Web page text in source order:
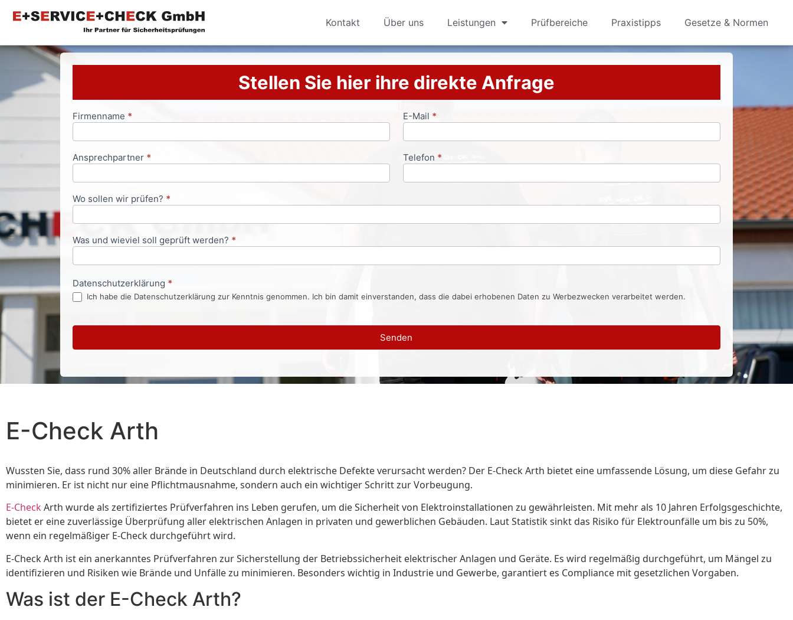
Kontakt Über uns Leistungen Prüfbereiche Praxistipps Gesetze & Normen
Stellen Sie hier ihre direkte Anfrage
Anfrageformular
Firmenname * E-Mail *
Ansprechpartner * Telefon *
Wo sollen wir prüfen? *
Was und wieviel soll geprüft werden? *
Datenschutzerklärung *
Ich habe die Datenschutzerklärung zur Kenntnis genommen. Ich bin damit einverstanden, dass die dabei erhobenen Daten zu Werbezwecken verarbeitet werden.
Senden
E-Check Arth
Wussten Sie, dass rund 30% aller Brände in Deutschland durch elektrische Defekte verursacht werden? Der E-Check Arth bietet eine umfassende Lösung, um diese Gefahr zu
minimieren. Er ist nicht nur eine Pflichtmausnahme, sondern auch ein wichtiger Schritt zur Vorbeugung.
E-CheckArth wurde als zertifiziertes Prüfverfahren ins Leben gerufen, um die Sicherheit von Elektroinstallationen zu gewährleisten. Mit mehr als 10 Jahren Erfolgsgeschichte,
bietet er eine zuverlässige Überprüfung aller elektrischen Anlagen in privaten und gewerblichen Gebäuden. Laut Statistik sinkt das Risiko für Elektrounfälle um bis zu 50%,
wenn ein regelmäßiger E-Check durchgeführt wird.
E-Check Arth ist ein anerkanntes Prüfverfahren zur Sicherstellung der Betriebssicherheit elektrischer Anlagen und Geräte. Es wird regelmäßig durchgeführt, um Mängel zu
identifizieren und Risiken wie Brände und Unfälle zu minimieren. Besonders wichtig in Industrie und Gewerbe, garantiert es Compliance mit gesetzlichen Vorgaben.
Was ist der E-Check Arth?